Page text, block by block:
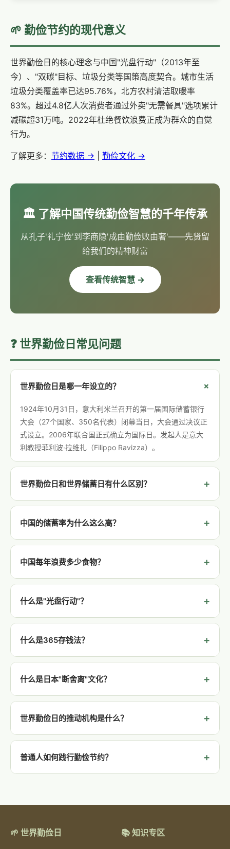
🌱 勤俭节约的现代意义
世界勤俭日的核心理念与中国"光盘行动"（2013年至
今）、"双碳"目标、垃圾分类等国策高度契合。城市生活
垃圾分类覆盖率已达95.76%，北方农村清洁取暖率
83%。超过4.8亿人次消费者通过外卖"无需餐具"选项累计
减碳超31万吨。2022年杜绝餐饮浪费正成为群众的自觉
行为。
了解更多： 节约数据 → 勤俭文化 →
🏛️ 了解中国传统勤俭智慧的千年传承
从孔子'礼宁俭'到李商隐'成由勤俭败由奢'——先贤留
给我们的精神财富
查看传统智慧 →
❓ 世界勤俭日常见问题
世界勤俭日是哪一年设立的？
1924年10月31日，意大利米兰召开的第一届国际储蓄银行
大会（27个国家、350名代表）闭幕当日，大会通过决议正
式设立。2006年联合国正式确立为国际日。发起人是意大
利教授菲利波·拉维扎（Filippo Ravizza）。
世界勤俭日和世界储蓄日有什么区别？
两者是同一概念的不同中文译名。英文同为World Thrift
Day 或 World Savings Day，"勤俭"更侧重节约资源、反对
Day更为常用。
中国的储蓄率为什么这么高？
中国总储蓄率42.83%（全球第二），居世界前列。原因包
括：儒家勤俭节约的文化传统、社会保障体系尚未完全完善
光族"向"攒钱族"转型的趋势。2024年末人均存款约10.8万
元。
中国每年浪费多少食物？
根据中国农科院《2023年中国食物与营养发展报告》，中国
食物总体损耗浪费率22.7%，每年约4.6亿吨，经济损失高达
5000万人一年的食物量。
什么是"光盘行动"？
"光盘行动"起源于2013年1月北京民间公益组织IN_33发起的
公益活动，倡导"光盘"（吃光盘中食物），反对餐饮浪费。
浪费。推行后集体食堂、餐馆等消费环节食物浪费减少约一
半，2020年入选年度十大流行语。
什么是365存钱法？
365存钱法是流行的个人储蓄方法：第1天存1元，第2天存2
元，依此类推至第365天存365元，全年可存66,795元。简
钱法等。详情请查看储蓄方法 →
什么是日本"断舍离"文化？
由日本作家山下英子2000年代初提出的生活哲学，核心理
念为"断"（断绝不需要的物品进入）、"舍"（舍弃多余的废
法生活"，与勤俭节约的精神高度一致。详情请查看全球实践
→
世界勤俭日的推动机构是什么？
世界储蓄与零售银行协会（WSBI，World Savings and
Retail Banking Institute），总部位于比利时布鲁塞尔，代
普通人如何践行勤俭节约？
餐具、垃圾分类、节约用水用电；③消费上——理性消费、
月31日）或勤俭相关主题活动。详情请查看储蓄方法 →
🌱 世界勤俭日 📚 知识专区